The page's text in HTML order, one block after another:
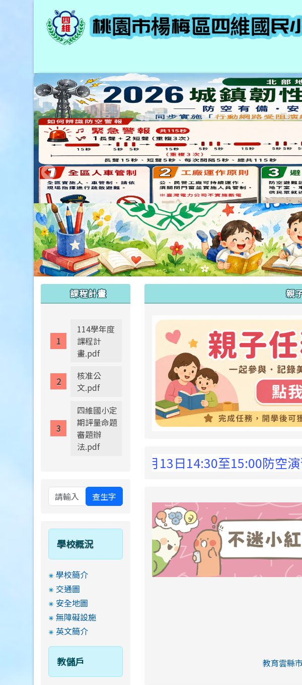
親
8月13日14:30至15:00防空演習行
link to
教育雲縣
課程計畫
114學年度
課程計
畫.pdf
核准公
文.pdf
四維國小定
期評量命題
審題辦
法.pdf
查生字
學校概況
學校簡介
交通圖
安全地圖
無障礙設施
英文簡介
教儲戶